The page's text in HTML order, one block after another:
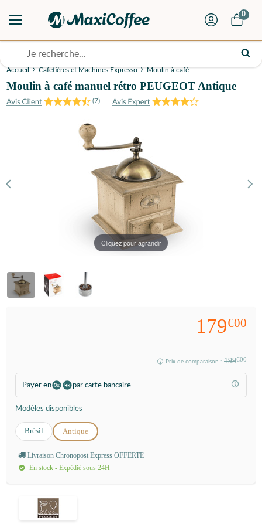
0
Accueil Cafetières et Machines Expresso Moulin à café
Moulin à café manuel rétro PEUGEOT Antique
(7)
Cliquez pour agrandir
179€00
Prix de comparaison : 199€00
Payer en par carte bancaire
Modèles disponibles
Brésil Antique
Livraison Chronopost Express OFFERTE
En stock - Expédié sous 24H